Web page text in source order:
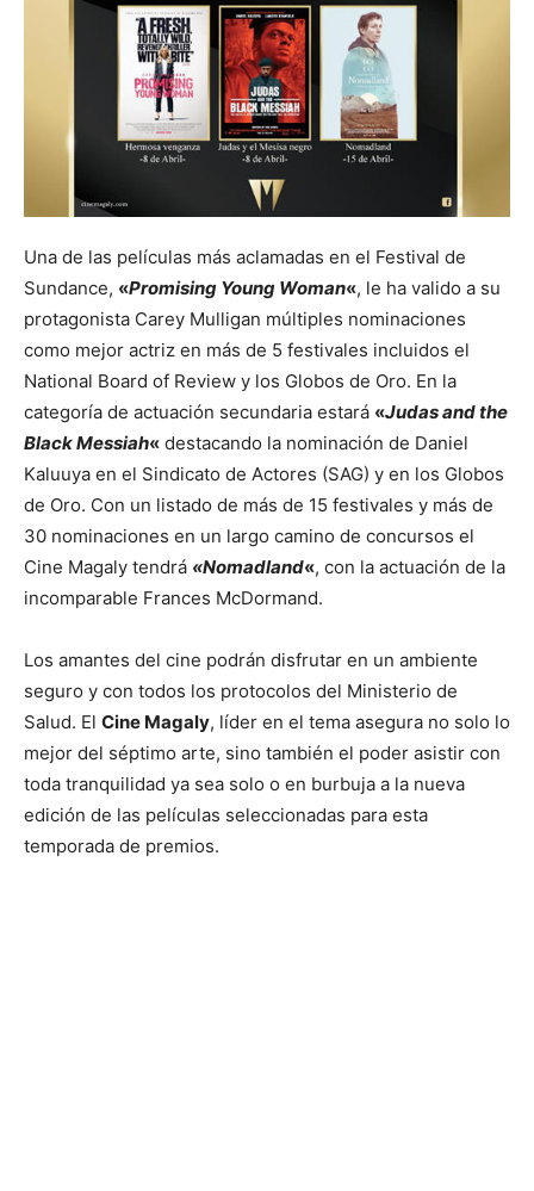
Una de las películas más aclamadas en el Festival de
Sundance, «Promising Young Woman«, le ha valido a su
protagonista Carey Mulligan múltiples nominaciones
como mejor actriz en más de 5 festivales incluidos el
National Board of Review y los Globos de Oro. En la
categoría de actuación secundaria estará «Judas and the
Black Messiah« destacando la nominación de Daniel
Kaluuya en el Sindicato de Actores (SAG) y en los Globos
de Oro. Con un listado de más de 15 festivales y más de
30 nominaciones en un largo camino de concursos el
Cine Magaly tendrá «Nomadland«, con la actuación de la
incomparable Frances McDormand.
Los amantes del cine podrán disfrutar en un ambiente
seguro y con todos los protocolos del Ministerio de
Salud. El Cine Magaly, líder en el tema asegura no solo lo
mejor del séptimo arte, sino también el poder asistir con
toda tranquilidad ya sea solo o en burbuja a la nueva
edición de las películas seleccionadas para esta
temporada de premios.